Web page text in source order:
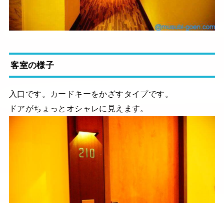
客室の様子
入口です。カードキーをかざすタイプです。
ドアがちょっとオシャレに見えます。